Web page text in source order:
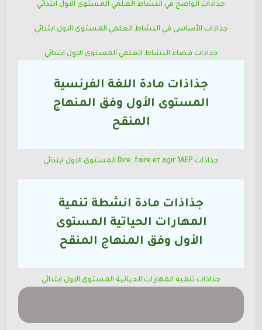
جذاذات الواضح في النشاط العلمي المستوى الاول ابتدائي
جذاذات الأساسي في النشاط العلمي المستوى الاول ابتدائي
جذاذات فضاء النشاط العلمي المستوى الاول ابتدائي
جذاذات مادة اللغة الفرنسية
المستوى الأول وفق المنهاج
المنقح
جذاذات Dire, faire et agir 1AEP المستوى الاول ابتدائي
جذاذات مادة انشطة تنمية
المهارات الحياتية المستوى
الأول وفق المنهاج المنقح
جذاذات تنمية المهارات الحياتية المستوى الاول ابتدائي